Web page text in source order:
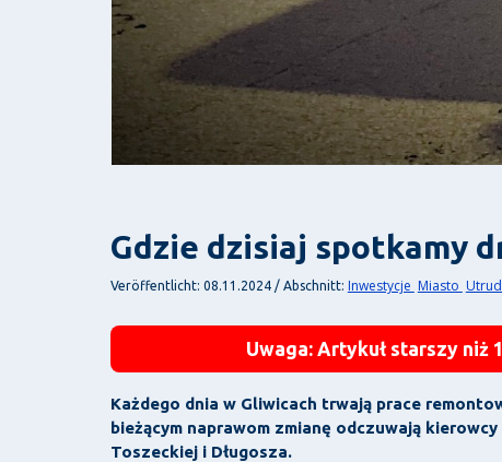
Gdzie dzisiaj spotkamy
Veröffentlicht: 08.11.2024 / Abschnitt: Inwestycje Miasto
Uwaga: Artykuł starszy niż
Każdego dnia w Gliwicach trwają prace
bieżącym naprawom zmianę odczuwają
Toszeckiej i Długosza.